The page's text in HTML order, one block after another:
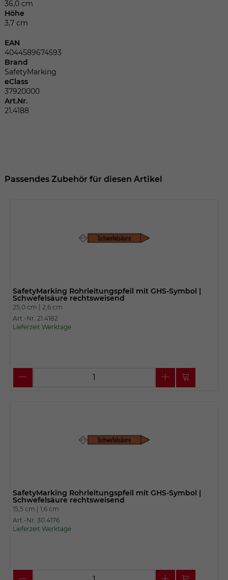
36,0 cm
Höhe
3,7 cm
EAN
4044589674593
Brand
SafetyMarking
eClass
37920000
Art.Nr.
21.4188
Passendes Zubehör für diesen Artikel
SafetyMarking Rohrleitungspfeil mit GHS-Symbol |
Schwefelsäure rechtsweisend
25,0 cm | 2,6 cm
Art.-Nr. 21.4182
Lieferzeit Werktage
SafetyMarking Rohrleitungspfeil mit GHS-Symbol |
Schwefelsäure rechtsweisend
15,5 cm | 1,6 cm
Art.-Nr. 30.4176
Lieferzeit Werktage
Name
Anbieter
festhalten des Login Status.